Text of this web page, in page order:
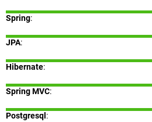
Spring:
JPA:
Hibernate:
Spring MVC:
Postgresql :